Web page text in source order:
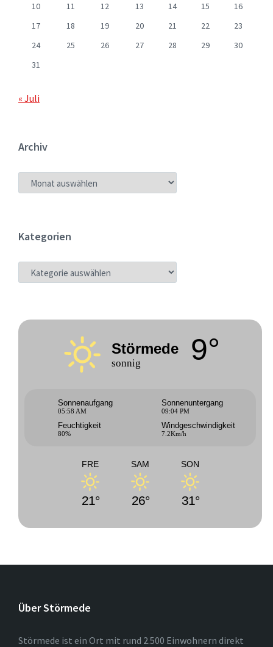
10
11 12 13 14 15
16
17
18 19 20 21 22
23
24
25 26 27 28 29
30
31
« Juli
Archiv
ARCHIV
Kategorien
KATEGORIEN
Störmede
sonnig 9°
Sonnenaufgang
05:58 AM
Sonnenuntergang
09:04 PM
Feuchtigkeit
80%
Windgeschwindigkeit
7.2Km/h
FRE
21°
SAM
26°
SON
31°
Über Störmede
Störmede ist ein Ort mit rund 2.500 Einwohnern direkt